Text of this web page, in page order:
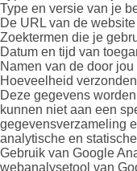
Type en versie van je
De URL van de
Zoektermen die je
Datum en tijd van
Namen van de door
Hoeveelheid
Deze gegevens
kunnen niet aan een
gegevensverzameling
analytische en
Gebruik van Google
webanalysetool van